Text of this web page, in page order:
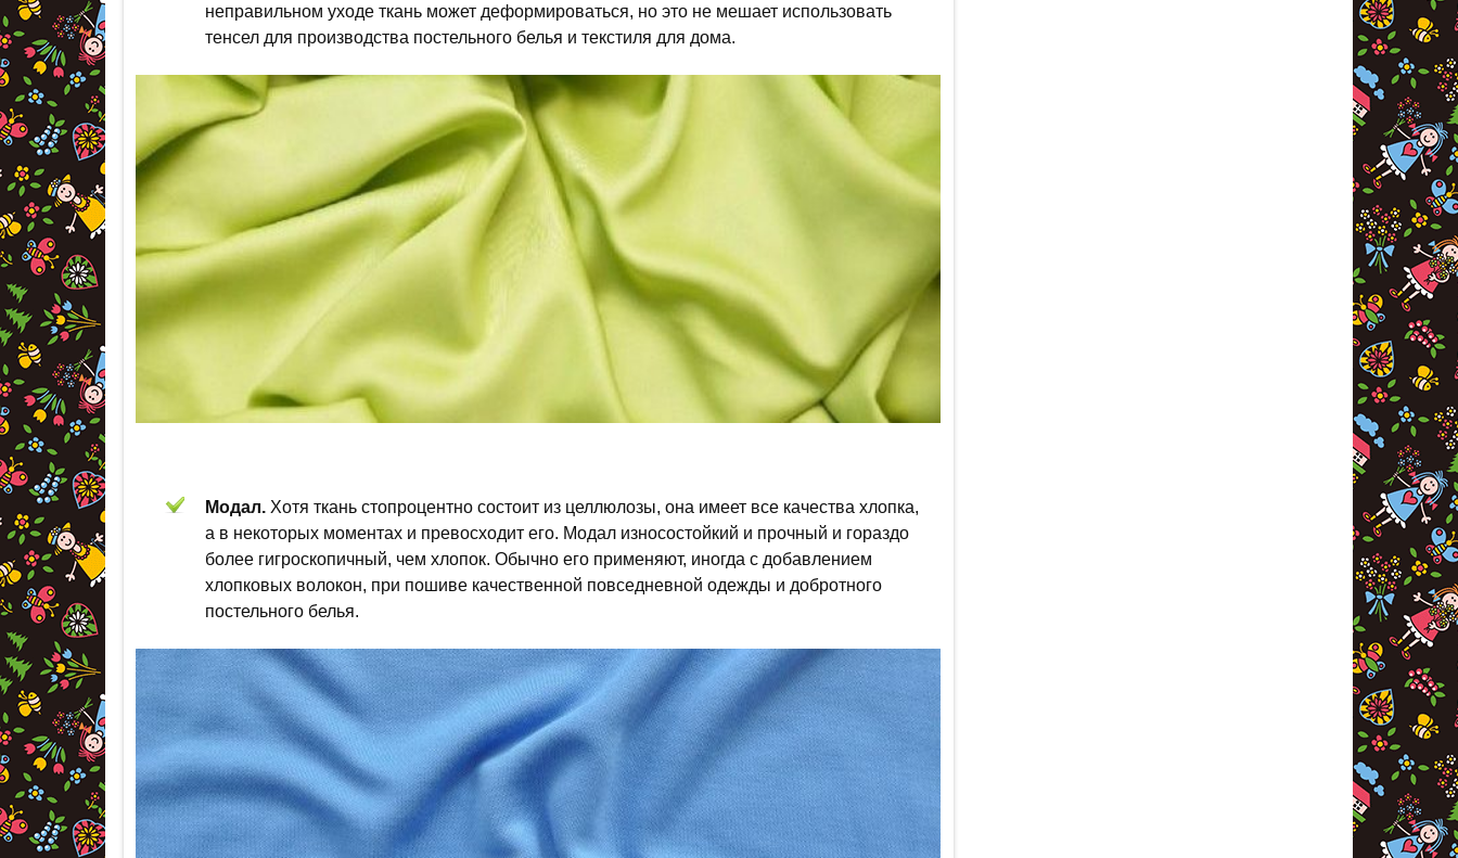
неправильном уходе ткань может деформироваться, но это не мешает использовать
тенсел для производства постельного белья и текстиля для дома.
Модал. Хотя ткань стопроцентно состоит из целлюлозы, она имеет все качества хлопка,
а в некоторых моментах и превосходит его. Модал износостойкий и прочный и гораздо
более гигроскопичный, чем хлопок. Обычно его применяют, иногда с добавлением
хлопковых волокон, при пошиве качественной повседневной одежды и добротного
постельного белья.